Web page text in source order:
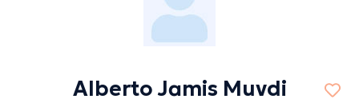
Alberto Jamis Muvdi